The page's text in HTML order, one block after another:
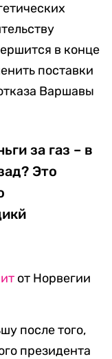
в конце
поставки
Варшавы
за газ – в
Это
от Норвегии
после того,
президента